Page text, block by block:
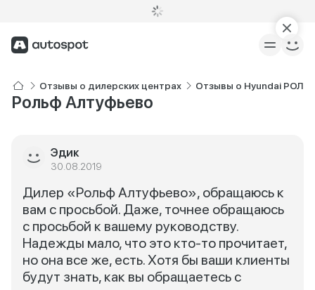
Отзывы о дилерских центрах Отзывы о Hyundai
Рольф Алтуфьево
Эдик
30.08.2019
Дилер «Рольф Алтуфьево», обращаюсь к
вам с просьбой. Даже, точнее обращаюсь
с просьбой к вашему руководству.
Надежды мало, что это кто-то прочитает,
но она все же, есть. Хотя бы ваши клиенты
будут знать, как вы обращаетесь с